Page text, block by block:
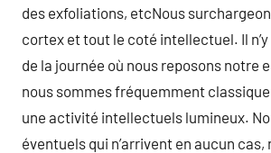
des exfoliations, etcNous
cortex et tout le coté intellectuel. Il n’y
de la journée où nous reposons notre
nous sommes fréquemment
une activité intellectuels lumineux.
éventuels qui n’arrivent en aucun cas,